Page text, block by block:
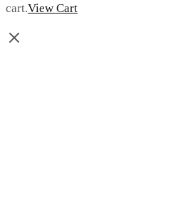
cart.View Cart